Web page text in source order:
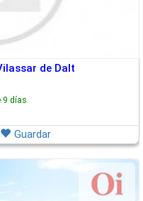
de Dalt
9 días
Guardar